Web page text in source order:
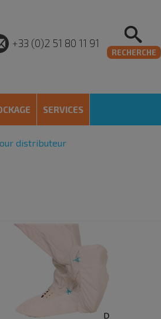
+33 (0)2 51 80 11 91
RECHERCHE
SERVICES
distributeur